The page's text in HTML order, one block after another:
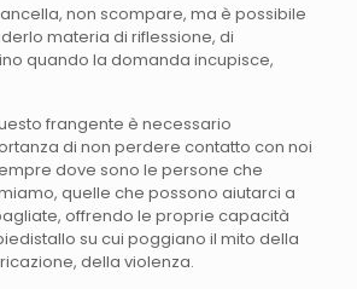
non scompare, ma è possibile
materia di riflessione, di
quando la domanda incupisce,
frangente è necessario
di non perdere contatto con noi
dove sono le persone che
quelle che possono aiutarci a
offrendo le proprie capacità
su cui poggiano il mito della
della violenza.